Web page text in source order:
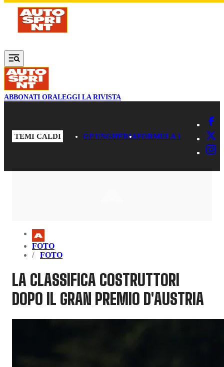
Vai al contenuto principale
ABBONATI ORALEGGI LA RIVISTA
TEMI CALDI GP UNGHERIAFORMULA 1
FOTO
FOTO
LA CLASSIFICA COSTRUTTORI
DOPO IL GRAN PREMIO D'AUSTRIA